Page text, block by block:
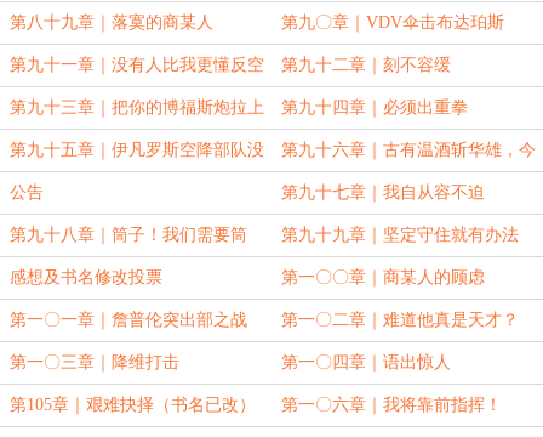
第八十九章｜落寞的商某人 第九〇章｜VDV伞击布达珀斯
第九十一章｜没有人比我更懂反空
降作战
第九十二章｜刻不容缓
第九十三章｜把你的博福斯炮拉上
来！
第九十四章｜必须出重拳
第九十五章｜伊凡罗斯空降部队没
有懦夫
第九十六章｜古有温酒斩华雄，今
有……
公告 第九十七章｜我自从容不迫
第九十八章｜筒子！我们需要筒
子！
第九十九章｜坚定守住就有办法
感想及书名修改投票 第一〇〇章｜商某人的顾虑
第一〇一章｜詹普伦突出部之战 第一〇二章｜难道他真是天才？
第一〇三章｜降维打击 第一〇四章｜语出惊人
第105章｜艰难抉择（书名已改） 第一〇六章｜我将靠前指挥！